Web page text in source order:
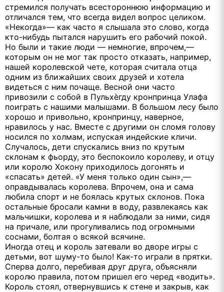
стремился получать всестороннюю информацию и
отличался тем, что всегда видел вопрос целиком.
«Некогда»— как часто я слышала это слово, когда
кто-нибудь пытался нарушить его рабочий покой.
Но были и такие люди — немногие, впрочем,—
которым он не мог так просто отказать, например,
нашей королевской чете, которая считала отца
одним из ближайших своих друзей и хотела
видеться с ним почаще. Весной они часто
привозили с собой в Пульхѐгду кронпринца Улафа
поиграть с нашими малышами. В большом лесу было
хорошо и привольно, кронпринцу, наверное,
нравилось у нас. Вместе с другими он сломя голову
носился по холмам, испуская индейские кличи.
Случалось, дети спускались вниз по крутым
склонам к фьорду, это беспокоило королеву, и отцу
или королю Хокону приходилось догонять и
«спасать» детей. «У меня только один сын»,—
оправдывалась королева. Впрочем, она и сама
любила спорт и не боялась крутых склонов. Пока
остальные бросали камни в воду, развлекаясь как
мальчишки, королева и я наблюдали за ними, сидя
на причале, или прогуливались под огромными
соснами, болтая о всякой всячине.
Иногда отец и король затевали во дворе игры с
детьми, вот шуму-то было! Как-то играли в прятки.
Сперва долго, перебивая друг друга, объясняли
королю правила, потом пришел его черед «водить».
Король стоял, отвернувшись к стене и закрыв, как